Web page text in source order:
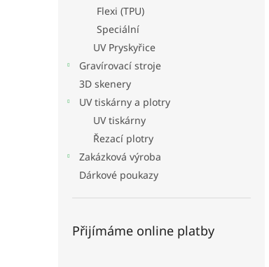
Flexi (TPU)
Speciální
UV Pryskyřice
Gravírovací stroje
3D skenery
UV tiskárny a plotry
UV tiskárny
Řezací plotry
Zakázková výroba
Dárkové poukazy
Přijímáme online platby